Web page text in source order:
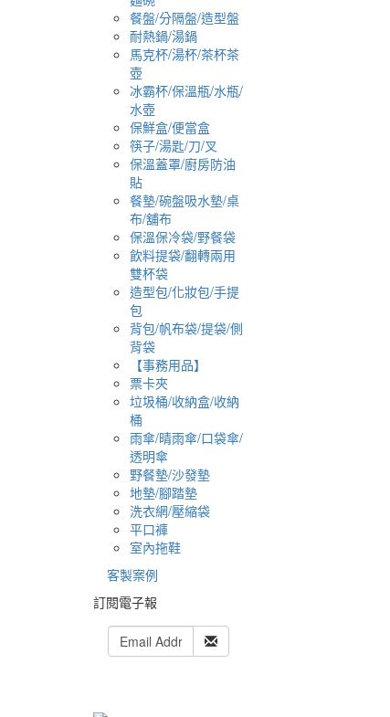
餐盤/分隔盤/造型盤
耐熱鍋/湯鍋
馬克杯/湯杯/茶杯茶
壺
冰霸杯/保溫瓶/水瓶/
水壺
保鮮盒/便當盒
筷子/湯匙/刀/叉
保溫蓋罩/廚房防油
貼
餐墊/碗盤吸水墊/桌
布/舖布
保溫保冷袋/野餐袋
飲料提袋/翻轉兩用
雙杯袋
造型包/化妝包/手提
包
背包/帆布袋/提袋/側
背袋
【事務用品】
票卡夾
垃圾桶/收納盒/收納
桶
雨傘/晴雨傘/口袋傘/
透明傘
野餐墊/沙發墊
地墊/腳踏墊
洗衣網/壓縮袋
平口褲
室內拖鞋
客製案例
訂閱電子報